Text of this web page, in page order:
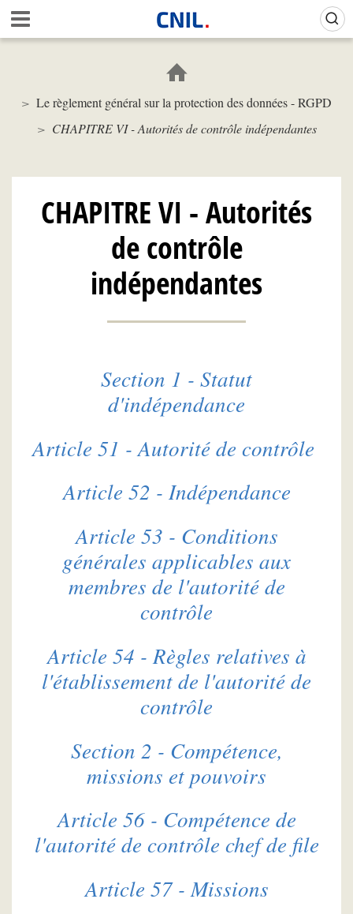
Aller
au
contenu
c
i
l
-
N
L
Le règlement général sur la protection des données - RGPD
CHAPITRE VI - Autorités de contrôle indépendantes
CHAPITRE VI - Autorités
de contrôle
indépendantes
Section 1 - Statut
d'indépendance
Article 51 - Autorité de contrôle
Article 52 - Indépendance
Article 53 - Conditions
générales applicables aux
membres de l'autorité de
contrôle
Article 54 - Règles relatives à
l'établissement de l'autorité de
contrôle
Section 2 - Compétence,
missions et pouvoirs
Article 56 - Compétence de
l'autorité de contrôle chef de file
Article 57 - Missions
Gestion de vos préférences sur les cookies (témoins de connexion)